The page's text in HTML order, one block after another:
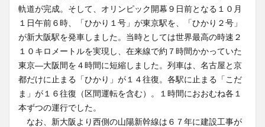
軌道が完成。そして、オリンピック開幕９日前となる１０月
１日午前６時、「ひかり１号」が東京駅を、「ひかり２号」
が新大阪駅を発車しました。当時としては世界最高の時速２
１０キロメートルを実現し、在来線で約７時間かかっていた
東京―大阪間を４時間に短縮しました。列車は、名古屋と京
都だけに止まる「ひかり」が１４往復。各駅に止まる「こだ
ま」が１６往復（区間運転を含む）。１時間におおむね各１
本ずつの運行でした。
なお、新大阪より西側の山陽新幹線は６７年に建設工事が